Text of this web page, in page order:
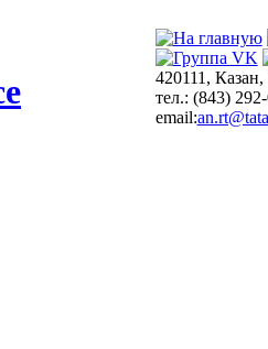
420111,
тел.: (843)
email: